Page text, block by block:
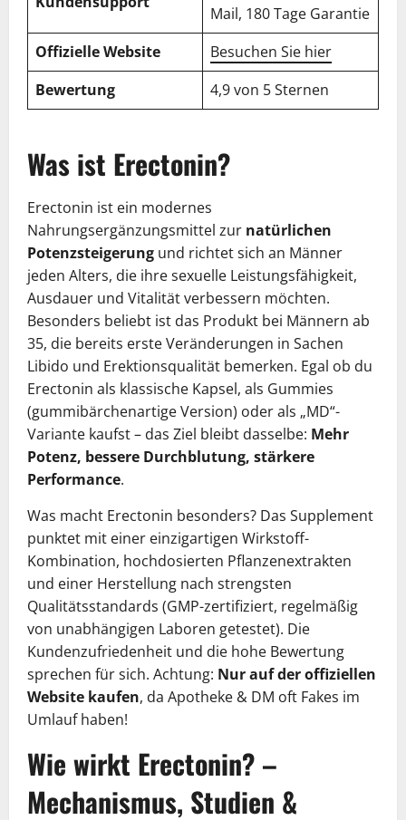
Mail, 180 Tage Garantie
Offizielle Website
Besuchen Sie hier
Bewertung
4,9 von 5 Sternen
Was ist Erectonin?
Erectonin ist ein modernes
Nahrungsergänzungsmittel zur natürlichen
Potenzsteigerung und richtet sich an Männer
jeden Alters, die ihre sexuelle Leistungsfähigkeit,
Ausdauer und Vitalität verbessern möchten.
Besonders beliebt ist das Produkt bei Männern ab
35, die bereits erste Veränderungen in Sachen
Libido und Erektionsqualität bemerken. Egal ob du
Erectonin als klassische Kapsel, als Gummies
(gummibärchenartige Version) oder als „MD“-
Variante kaufst – das Ziel bleibt dasselbe: Mehr
Potenz, bessere Durchblutung, stärkere
Performance.
Was macht Erectonin besonders? Das Supplement
punktet mit einer einzigartigen Wirkstoff-
Kombination, hochdosierten Pflanzenextrakten
und einer Herstellung nach strengsten
Qualitätsstandards (GMP-zertifiziert, regelmäßig
von unabhängigen Laboren getestet). Die
Kundenzufriedenheit und die hohe Bewertung
sprechen für sich. Achtung: Nur auf der offiziellen
Website kaufen, da Apotheke & DM oft Fakes im
Umlauf haben!
Wie wirkt Erectonin? –
Mechanismus, Studien &